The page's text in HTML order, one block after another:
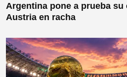
Argentina pone a prueba
Austria en racha